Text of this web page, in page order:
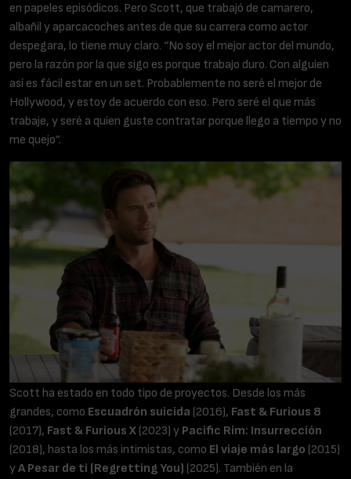
en papeles episódicos. Pero Scott, que trabajó de camarero,
albañil y aparcacoches antes de que su carrera como actor
despegara, lo tiene muy claro. “No soy el mejor actor del mundo,
pero la razón por la que sigo es porque trabajo duro. Con alguien
así es fácil estar en un set. Probablemente no seré el mejor de
Hollywood, y estoy de acuerdo con eso. Pero seré el que más
trabaje, y seré a quien guste contratar porque llego a tiempo y no
me quejo”.
Scott ha estado en todo tipo de proyectos. Desde los más
grandes, como Escuadrón suicida (2016), Fast & Furious 8
(2017), Fast & Furious X (2023) y Pacific Rim: Insurrección
(2018), hasta los más intimistas, como El viaje más largo (2015)
yA Pesar de ti (Regretting You) (2025). También en la